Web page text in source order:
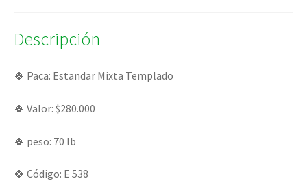
Descripción
🍀 Paca: Estandar Mixta Templado
🍀 Valor: $280.000
🍀 peso: 70 lb
🍀 Código: E 538